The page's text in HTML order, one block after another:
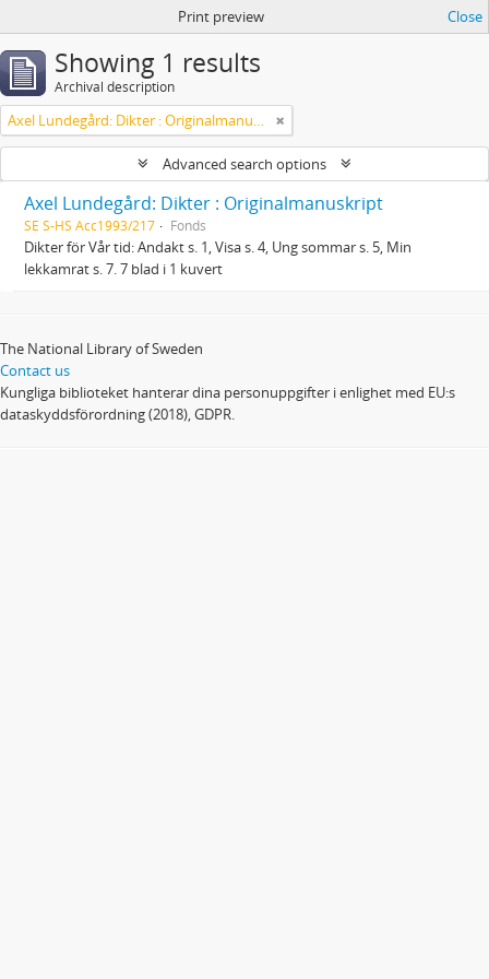
Print preview Close
Showing 1 results
Archival description
Axel Lundegård: Dikter : Originalmanuskript
Advanced search options
Axel Lundegård: Dikter : Originalmanuskript
SE S-HS Acc1993/217 Fonds
Dikter för Vår tid: Andakt s. 1, Visa s. 4, Ung sommar s. 5, Min
lekkamrat s. 7. 7 blad i 1 kuvert
The National Library of Sweden
Contact us
Kungliga biblioteket hanterar dina personuppgifter i enlighet med EU:s
dataskyddsförordning (2018), GDPR.